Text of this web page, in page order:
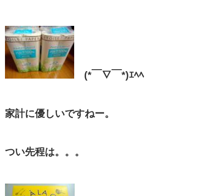
(*￣∇￣*)ｴﾍﾍ
家計に優しいですねー。
つい先程は。。。